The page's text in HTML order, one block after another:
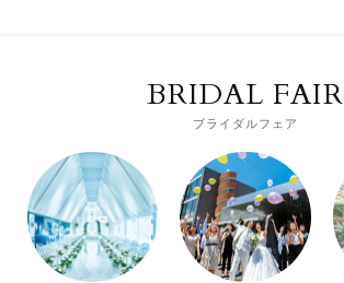
BRIDAL FAIR
ブライダルフェア